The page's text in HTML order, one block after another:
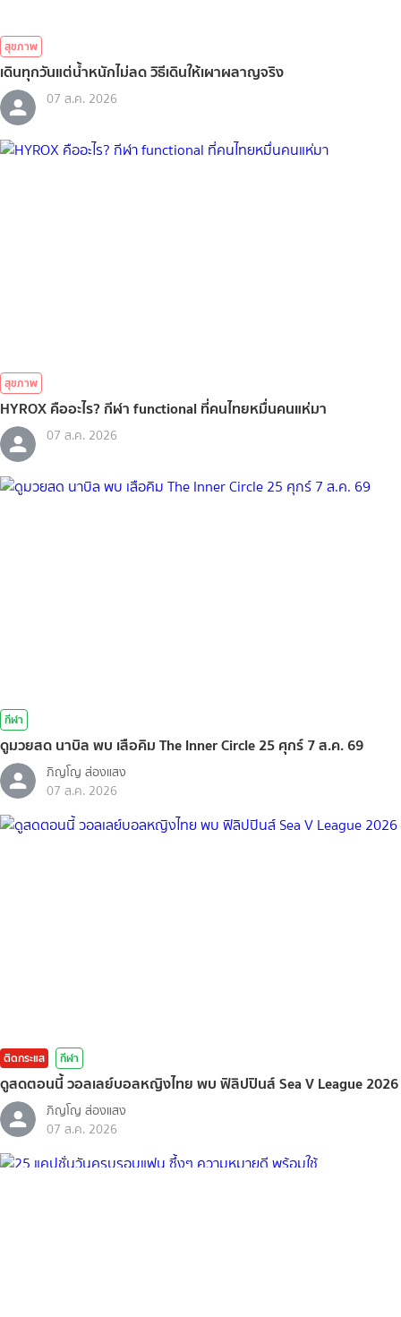
สุขภาพ
เดินทุกวันแต่น้ำหนักไม่ลด วิธีเดินให้เผาผลาญจริง
07 ส.ค. 2026
สุขภาพ
HYROX คืออะไร? กีฬา functional ที่คนไทยหมื่นคนแห่มา
07 ส.ค. 2026
กีฬา
ดูมวยสด นาบิล พบ เสือคิม The Inner Circle 25 ศุกร์ 7 ส.ค. 69
ภิญโญ ส่องแสง
07 ส.ค. 2026
ติดกระแส กีฬา
ดูสดตอนนี้ วอลเลย์บอลหญิงไทย พบ ฟิลิปปินส์ Sea V League 2026
ภิญโญ ส่องแสง
07 ส.ค. 2026